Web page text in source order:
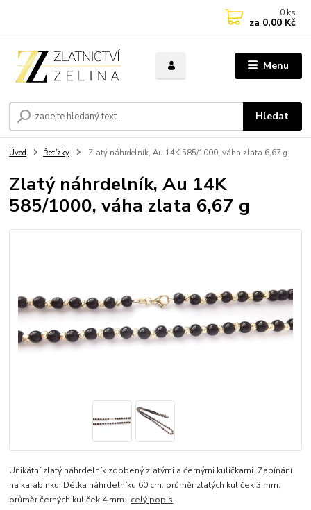
Menu
Hledat
0 ks
za 0,00 Kč
Úvod Řetízky Zlatý náhrdelník, Au 14K 585/1000, váha zlata 6,67 g
Zlatý náhrdelník, Au 14K
585/1000, váha zlata 6,67 g
Unikátní zlatý náhrdelník zdobený zlatými a černými kuličkami. Zapínání
na karabinku. Délka náhrdelníku 60 cm, průměr zlatých kuliček 3 mm,
průměr černých kuliček 4 mm. celý popis